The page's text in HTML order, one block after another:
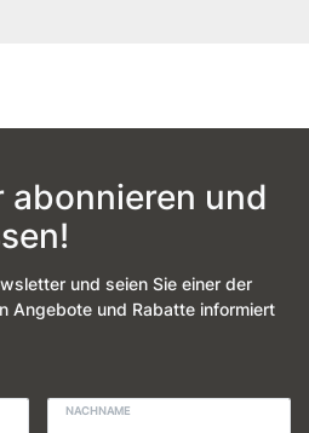
abonnieren und
und seien Sie einer der
Angebote und Rabatte informiert
NACHNAME